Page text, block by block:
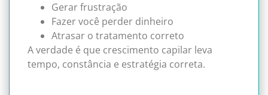
Gerar frustração
Fazer você perder dinheiro
Atrasar o tratamento correto
A verdade é que crescimento capilar leva
tempo, constância e estratégia correta.